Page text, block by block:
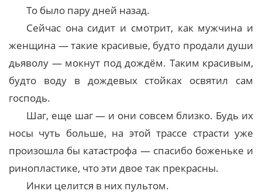
То было пару дней назад.
Сейчас она сидит и смотрит, как мужчина и
женщина — такие красивые, будто продали души
дьяволу — мокнут под дождём. Таким красивым,
будто воду в дождевых стойках освятил сам
господь.
Шаг, еще шаг — и они совсем близко. Будь их
носы чуть больше, на этой трассе страсти уже
произошла бы катастрофа — спасибо боженьке и
ринопластике, что эти двое так прекрасны.
Инки целится в них пультом.